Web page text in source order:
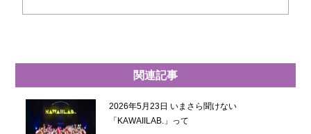
関連記事
2026年5月23日 いまさら聞けない
「KAWAIILAB.」って